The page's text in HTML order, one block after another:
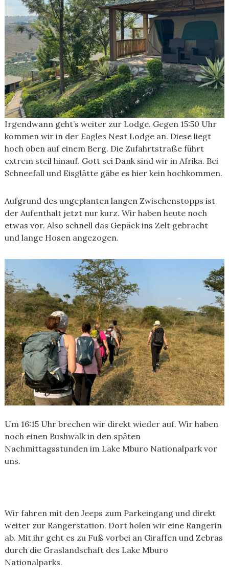
Irgendwann geht’s weiter zur Lodge. Gegen 15:50 Uhr
kommen wir in der Eagles Nest Lodge an. Diese liegt
hoch oben auf einem Berg. Die Zufahrtstraße führt
extrem steil hinauf. Gott sei Dank sind wir in Afrika. Bei
Schneefall und Eisglätte gäbe es hier kein hochkommen.
Aufgrund des ungeplanten langen Zwischenstopps ist
der Aufenthalt jetzt nur kurz. Wir haben heute noch
etwas vor. Also schnell das Gepäck ins Zelt gebracht
und lange Hosen angezogen.
Um 16:15 Uhr brechen wir direkt wieder auf. Wir haben
noch einen Bushwalk in den späten
Nachmittagsstunden im Lake Mburo Nationalpark vor
uns.
Wir fahren mit den Jeeps zum Parkeingang und direkt
weiter zur Rangerstation. Dort holen wir eine Rangerin
ab. Mit ihr geht es zu Fuß vorbei an Giraffen und Zebras
durch die Graslandschaft des Lake Mburo
Nationalparks.